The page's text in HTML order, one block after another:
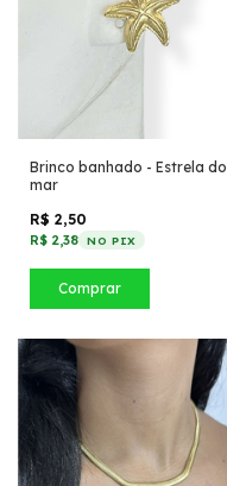
Brinco banhado - Estrela do
mar
R$ 2,50
R$ 2,38 NO PIX
Comprar